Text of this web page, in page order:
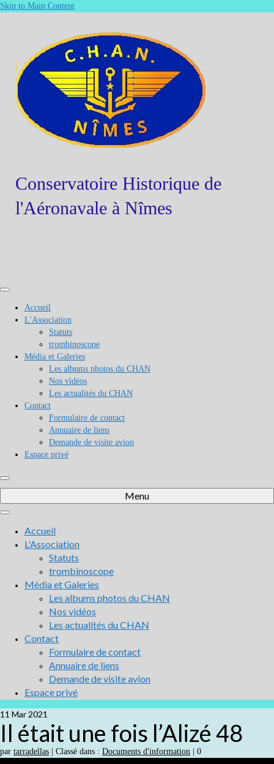
Skip to Main Content
Conservatoire Historique de
l'Aéronavale à Nîmes
Accueil
L'Association
Statuts
trombinoscope
Média et Galeries
Les albums photos du CHAN
Nos vidéos
Les actualités du CHAN
Contact
Formulaire de contact
Annuaire de liens
Demande de visite avion
Espace privé
Menu
Accueil
L'Association
Statuts
trombinoscope
Média et Galeries
Les albums photos du CHAN
Nos vidéos
Les actualités du CHAN
Contact
Formulaire de contact
Annuaire de liens
Demande de visite avion
Espace privé
11 Mar 2021
Il était une fois l’Alizé 48
par tarradellas Classé dans : Documents d'information 0